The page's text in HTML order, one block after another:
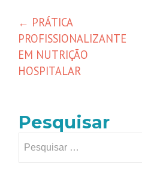
← PRÁTICA
PROFISSIONALIZANTE
EM NUTRIÇÃO
HOSPITALAR
Pesquisar